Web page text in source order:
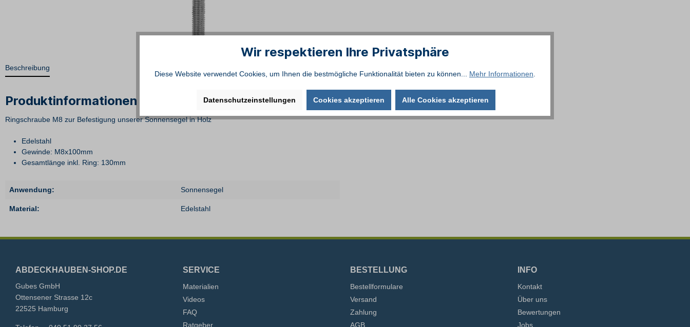
Beschreibung
Produktinformationen "M8 x 100 Ringschraube, Edelstahl"
Ringschraube M8 zur Befestigung unserer Sonnensegel in Holz
Edelstahl
Gewinde: M8x100mm
Gesamtlänge inkl. Ring: 130mm
Anwendung: Sonnensegel
Material: Edelstahl
ABDECKHAUBEN-SHOP.DE
Gubes GmbH
Ottensener Strasse 12c
22525 Hamburg
SERVICE
Materialien
Videos
FAQ
Ratgeber
BESTELLUNG
Bestellformulare
Versand
Zahlung
AGB
INFO
Kontakt
Über uns
Bewertungen
Jobs
Wir respektieren Ihre Privatsphäre
Diese Website verwendet Cookies, um Ihnen die bestmögliche Funktionalität bieten zu können... Mehr Informationen
Datenschutzeinstellungen Cookies akzeptieren Alle Cookies akzeptieren